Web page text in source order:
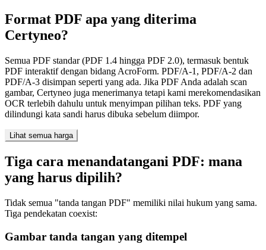
Format PDF apa yang diterima
Certyneo?
Semua PDF standar (PDF 1.4 hingga PDF 2.0), termasuk bentuk
PDF interaktif dengan bidang AcroForm. PDF/A-1, PDF/A-2 dan
PDF/A-3 disimpan seperti yang ada. Jika PDF Anda adalah scan
gambar, Certyneo juga menerimanya tetapi kami merekomendasikan
OCR terlebih dahulu untuk menyimpan pilihan teks. PDF yang
dilindungi kata sandi harus dibuka sebelum diimpor.
Lihat semua harga
Tiga cara menandatangani PDF: mana
yang harus dipilih?
Tidak semua "tanda tangan PDF" memiliki nilai hukum yang sama.
Tiga pendekatan coexist:
Gambar tanda tangan yang ditempel